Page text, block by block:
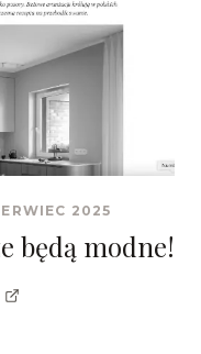
2025
będą modne!